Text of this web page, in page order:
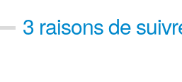
3 raisons de